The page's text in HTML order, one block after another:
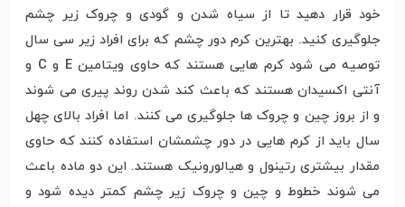
خود قرار دهید تا از سیاه شدن و گودی و چروک زیر چشم
جلوگیری کنید. بهترین کرم دور چشم که برای افراد زیر سی سال
توصیه می شود کرم هایی هستند که حاوی ویتامین E و C و
آنتی اکسیدان هستند که باعث کند شدن روند پیری می شوند
و از بروز چین و چروک ها جلوگیری می کنند. اما افراد بالای چهل
سال باید از کرم هایی در دور چشمشان استفاده کنند که حاوی
مقدار بیشتری رتینول و هیالورونیک هستند. این دو ماده باعث
می شوند خطوط و چین و چروک زیر چشم کمتر دیده شود و